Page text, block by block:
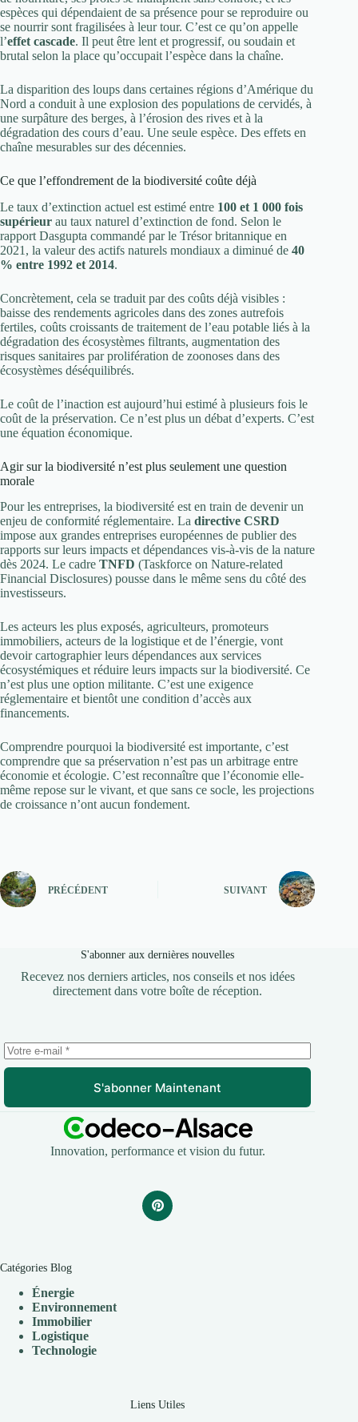
espèces qui dépendaient de sa présence pour se reproduire ou
se nourrir sont fragilisées à leur tour. C’est ce qu’on appelle
l’effet cascade. Il peut être lent et progressif, ou soudain et
brutal selon la place qu’occupait l’espèce dans la chaîne.
La disparition des loups dans certaines régions d’Amérique du
Nord a conduit à une explosion des populations de cervidés, à
une surpâture des berges, à l’érosion des rives et à la
dégradation des cours d’eau. Une seule espèce. Des effets en
chaîne mesurables sur des décennies.
Ce que l’effondrement de la biodiversité coûte déjà
Le taux d’extinction actuel est estimé entre 100 et 1 000 fois
supérieur au taux naturel d’extinction de fond. Selon le
rapport Dasgupta commandé par le Trésor britannique en
2021, la valeur des actifs naturels mondiaux a diminué de 40
% entre 1992 et 2014.
Concrètement, cela se traduit par des coûts déjà visibles :
baisse des rendements agricoles dans des zones autrefois
fertiles, coûts croissants de traitement de l’eau potable liés à la
dégradation des écosystèmes filtrants, augmentation des
risques sanitaires par prolifération de zoonoses dans des
écosystèmes déséquilibrés.
Le coût de l’inaction est aujourd’hui estimé à plusieurs fois le
coût de la préservation. Ce n’est plus un débat d’experts. C’est
une équation économique.
Agir sur la biodiversité n’est plus seulement une question
morale
Pour les entreprises, la biodiversité est en train de devenir un
enjeu de conformité réglementaire. La directive CSRD
impose aux grandes entreprises européennes de publier des
rapports sur leurs impacts et dépendances vis-à-vis de la nature
dès 2024. Le cadre TNFD (Taskforce on Nature-related
Financial Disclosures) pousse dans le même sens du côté des
investisseurs.
Les acteurs les plus exposés, agriculteurs, promoteurs
immobiliers, acteurs de la logistique et de l’énergie, vont
devoir cartographier leurs dépendances aux services
écosystémiques et réduire leurs impacts sur la biodiversité. Ce
n’est plus une option militante. C’est une exigence
réglementaire et bientôt une condition d’accès aux
financements.
Comprendre pourquoi la biodiversité est importante, c’est
comprendre que sa préservation n’est pas un arbitrage entre
économie et écologie. C’est reconnaître que l’économie elle-
même repose sur le vivant, et que sans ce socle, les projections
de croissance n’ont aucun fondement.
PRÉCÉDENT SUIVANT
S'abonner aux dernières nouvelles
Recevez nos derniers articles, nos conseils et nos idées
directement dans votre boîte de réception.
S'abonner Maintenant
Innovation, performance et vision du futur.
Catégories Blog
Énergie
Environnement
Immobilier
Logistique
Technologie
Liens Utiles